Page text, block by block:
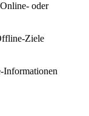
oder
Ziele
Informationen